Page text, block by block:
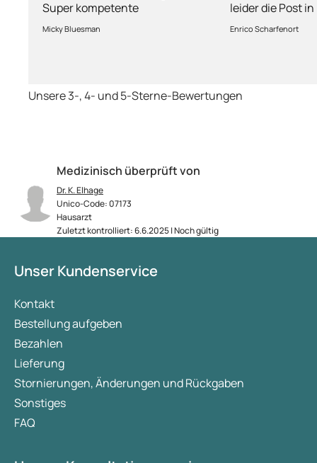
Medizinisch überprüft von
Dr. K. Elhage
Unico-Code: 07173
Hausarzt
Zuletzt kontrolliert: 6.6.2025 | Noch gültig
Super kompetente
Abhandlung!
Micky Bluesman
leider die Post
kriegt es nicht
dauert obwohl
Enrico Scharfenort
Unsere 3-, 4- und 5-Sterne-Bewertungen
Unser Kundenservice
Kontakt
Bestellung aufgeben
Bezahlen
Lieferung
Stornierungen, Änderungen und Rückgaben
Sonstiges
FAQ